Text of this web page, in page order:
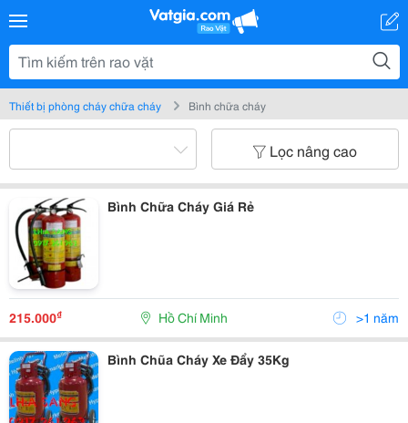
Thiết bị phòng cháy chữa cháy Bình chữa cháy
Lọc nâng cao
Bình Chữa Cháy Giá Rẻ
215.000₫ Hồ Chí Minh >1 năm
Bình Chũa Cháy Xe Đẩy 35Kg